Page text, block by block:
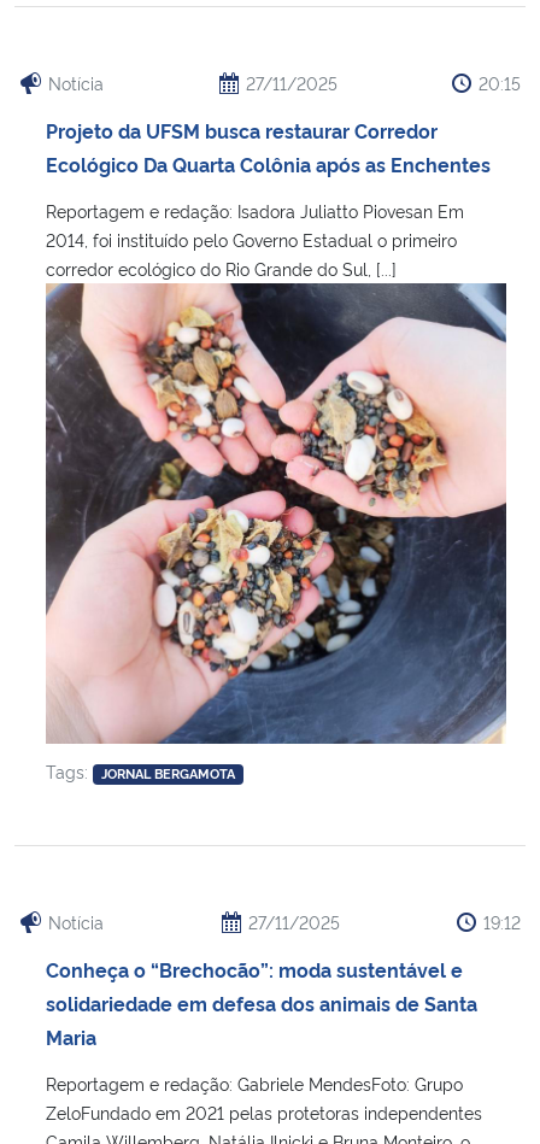
Notícia 27/11/2025 20:15
Projeto da UFSM busca restaurar Corredor
Ecológico Da Quarta Colônia após as Enchentes
Reportagem e redação: Isadora Juliatto Piovesan Em
2014, foi instituído pelo Governo Estadual o primeiro
corredor ecológico do Rio Grande do Sul, [...]
Tags: JORNAL BERGAMOTA
Notícia 27/11/2025 19:12
Conheça o “Brechocão”: moda sustentável e
solidariedade em defesa dos animais de Santa
Maria
Reportagem e redação: Gabriele MendesFoto: Grupo
ZeloFundado em 2021 pelas protetoras independentes